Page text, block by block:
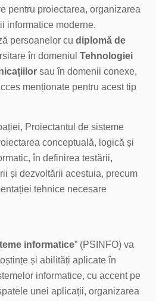
pentru proiectarea, organizarea
informatice moderne.
persoanelor cudiplomă de
în domeniulTehnologiei
sau în domenii conexe,
menționate pentru acest tip
Proiectantul de sisteme
conceptuală, logică și
în definirea testării,
și dezvoltării acestuia, precum
tehnice necesare
informatice” (PSINFO) va
și abilități aplicate în
informatice, cu accent pe
unei aplicații, organizarea